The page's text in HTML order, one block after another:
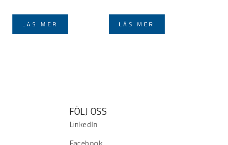
LÄS MER LÄS MER
FÖLJ OSS
LinkedIn